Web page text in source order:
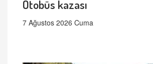
Otobüs kazası
7 Ağustos 2026 Cuma